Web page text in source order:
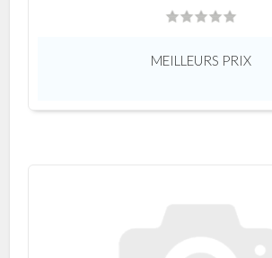
MEILLEURS PRIX